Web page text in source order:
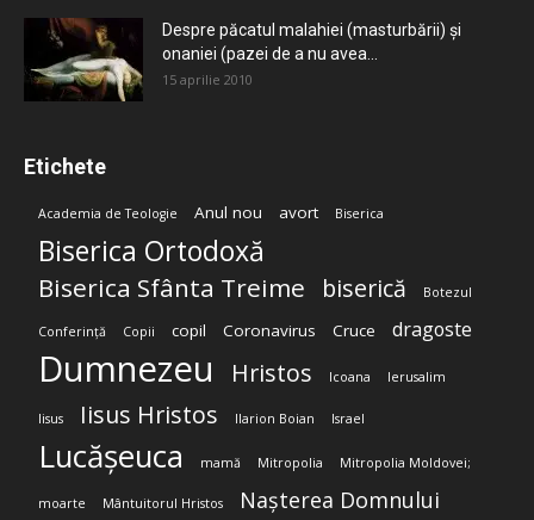
Despre păcatul malahiei (masturbării) şi
onaniei (pazei de a nu avea...
15 aprilie 2010
Etichete
Academia de Teologie Anul nou avort Biserica
Biserica Ortodoxă
Biserica Sfânta Treime biserică Botezul
Conferință Copii copil Coronavirus Cruce dragoste
Dumnezeu Hristos Icoana Ierusalim
Iisus Iisus Hristos Ilarion Boian Israel
Lucășeuca mamă Mitropolia Mitropolia Moldovei;
moarte Mântuitorul Hristos Nașterea Domnului